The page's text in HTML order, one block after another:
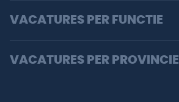
VACATURES PER FUNCTIE
VACATURES PER PROVINCIE